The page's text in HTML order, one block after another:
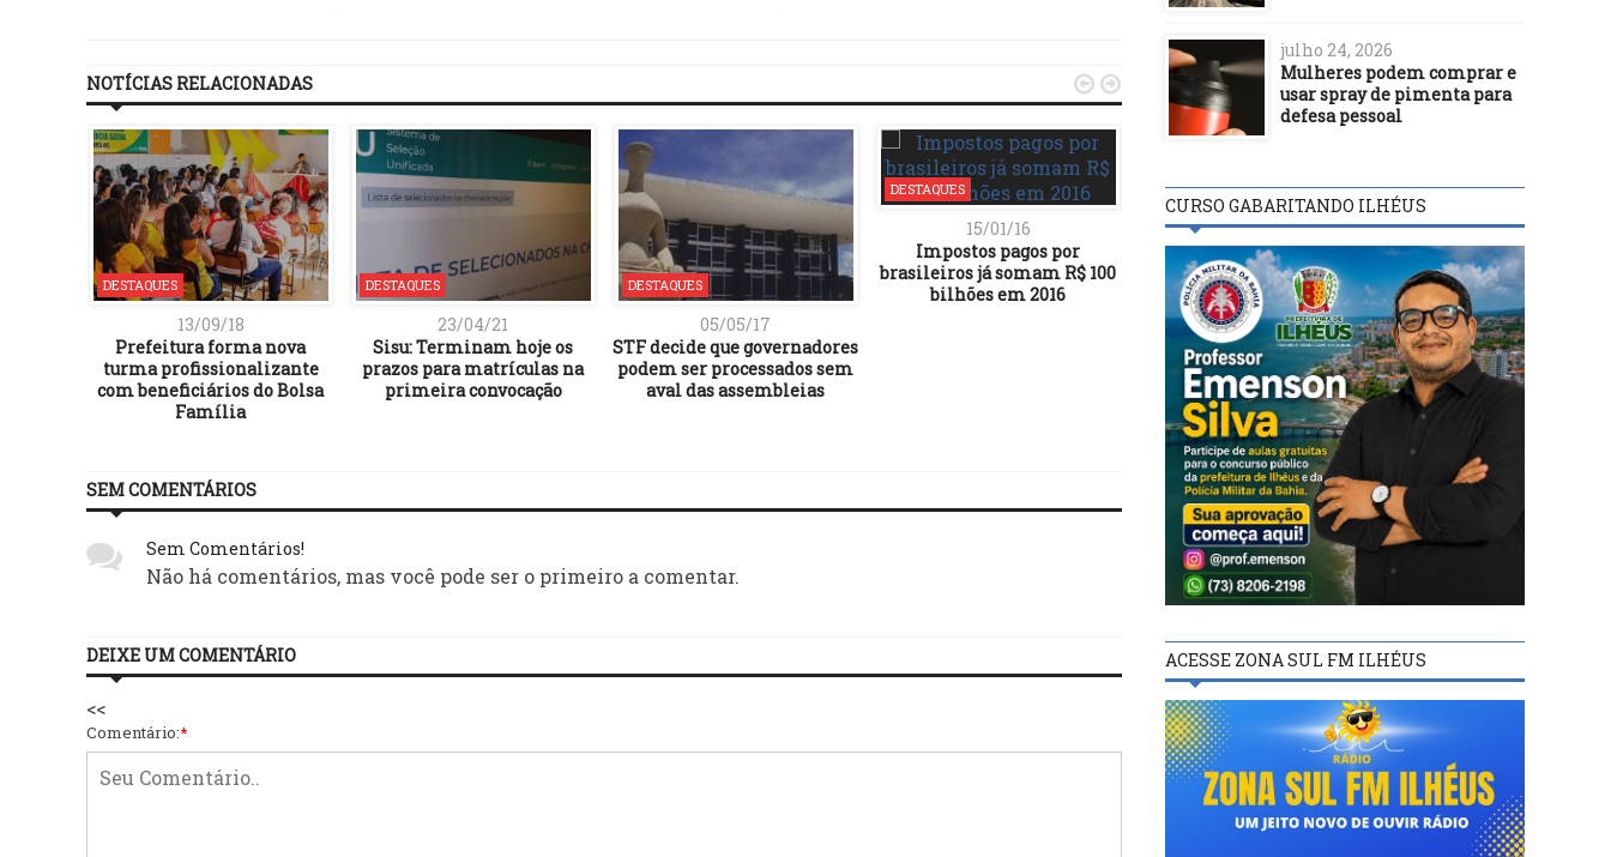
NOTÍCIAS RELACIONADAS
DESTAQUES
13/09/18
Prefeitura forma nova
turma profissionalizante
com beneficiários do Bolsa
Família
DESTAQUES
23/04/21
Sisu: Terminam hoje os
prazos para matrículas na
primeira convocação
DESTAQUES
05/05/17
STF decide que governadores
podem ser processados sem
aval das assembleias
DESTAQUES
15/01/16
Impostos pagos por
brasileiros já somam R$ 100
bilhões em 2016
DESTAQUES
17/02/22
Ilhéus realiza mutirão de
saúde auditiva nesta sexta-
feira (18)
DESTAQUES
16/06/16
LOGO MAIS ÀS 17
LANÇAMENTO DA
CANDIDATURA DE
GANEM
 
SEM COMENTÁRIOS
Sem Comentários!
Não há comentários, mas você pode ser o primeiro a comentar.
DEIXE UM COMENTÁRIO
<<
Comentário:*
julho 24, 2026
Mulheres podem comprar e
usar spray de pimenta para
defesa pessoal
CURSO GABARITANDO ILHÉUS
ACESSE ZONA SUL FM ILHÉUS